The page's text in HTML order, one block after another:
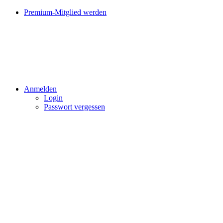
Premium-Mitglied werden
Anmelden
Login
Passwort vergessen